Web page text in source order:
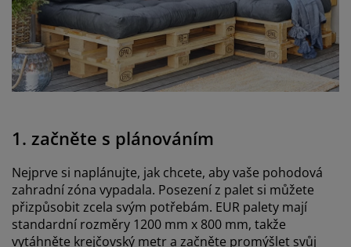
1. začněte s plánováním
Nejprve si naplánujte, jak chcete, aby vaše pohodová
zahradní zóna vypadala. Posezení z palet si můžete
přizpůsobit zcela svým potřebám. EUR palety mají
standardní rozměry 1200 mm x 800 mm, takže
vytáhněte krejčovský metr a začněte promýšlet svůj